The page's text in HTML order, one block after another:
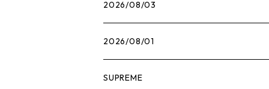
2026/08/03
2026/08/01
SUPREME